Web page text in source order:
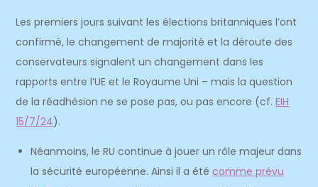
Les premiers jours suivant les élections britanniques l’ont
confirmé, le changement de majorité et la déroute des
conservateurs signalent un changement dans les
rapports entre l’UE et le Royaume Uni – mais la question
de la réadhésion ne se pose pas, ou pas encore (cf.EIH
15/7/24).
Néanmoins, le RU continue à jouer un rôle majeur dans
la sécurité européenne. Ainsi il a été comme prévu